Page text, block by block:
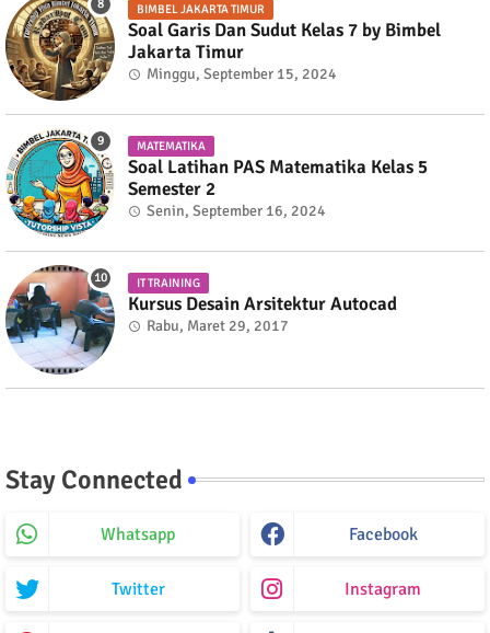
BIMBEL JAKARTA TIMUR
Soal Garis Dan Sudut Kelas 7 by Bimbel
Jakarta Timur
Minggu, September 15, 2024
MATEMATIKA
Soal Latihan PAS Matematika Kelas 5
Semester 2
Senin, September 16, 2024
IT TRAINING
Kursus Desain Arsitektur Autocad
Rabu, Maret 29, 2017
Stay Connected
Whatsapp Facebook
Twitter Instagram